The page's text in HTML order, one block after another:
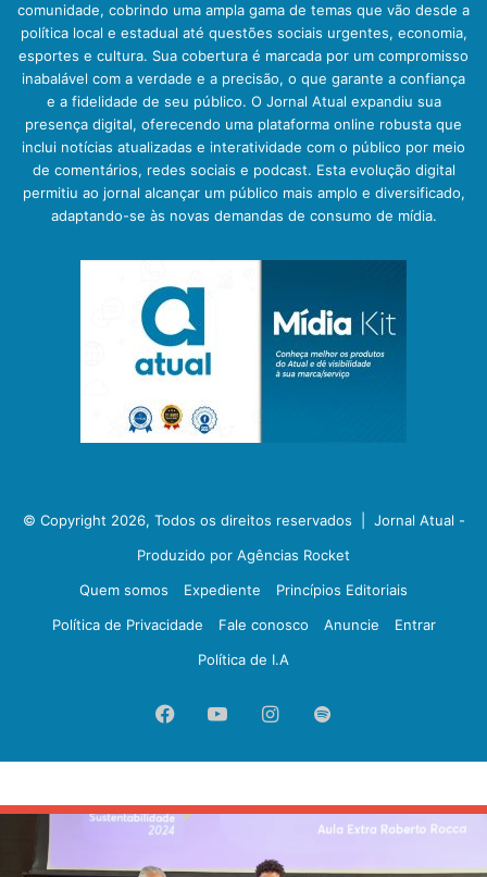
comunidade, cobrindo uma ampla gama de temas que vão desde a
política local e estadual até questões sociais urgentes, economia,
esportes e cultura. Sua cobertura é marcada por um compromisso
inabalável com a verdade e a precisão, o que garante a confiança
e a fidelidade de seu público. O Jornal Atual expandiu sua
presença digital, oferecendo uma plataforma online robusta que
inclui notícias atualizadas e interatividade com o público por meio
de comentários, redes sociais e podcast. Esta evolução digital
permitiu ao jornal alcançar um público mais amplo e diversificado,
adaptando-se às novas demandas de consumo de mídia.
© Copyright 2026, Todos os direitos reservados | Jornal Atual -
Produzido por Agências Rocket
Quem somos
Expediente
Princípios Editoriais
Política de Privacidade
Fale conosco Anuncie
Entrar
Política de I.A
FacebookYouTubeInstagram
Spotify